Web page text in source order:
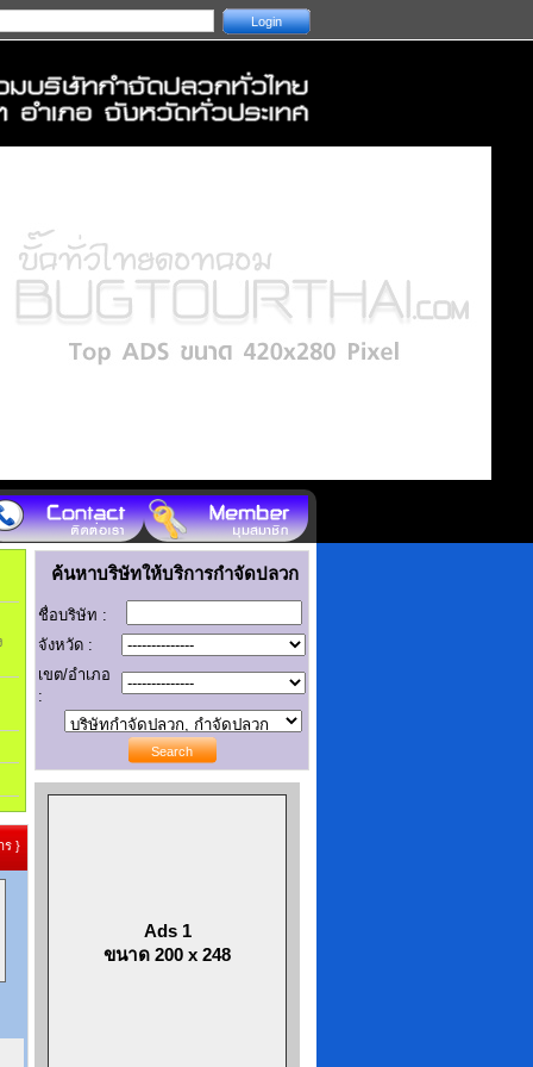
ร }
ค้นหาบริษัทให้บริการกำจัดปลวก
ชื่อบริษัท :
จังหวัด :
เขต/อำเภอ
:
Ads 1
ขนาด 200 x 248